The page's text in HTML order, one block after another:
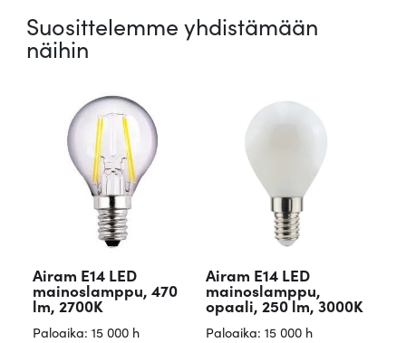
Suosittelemme yhdistämään
näihin
Airam E14 LED
mainoslamppu, 470
lm, 2700K
Paloaika: 15 000 h
Airam E14 LED
mainoslamppu,
opaali, 250 lm, 3000K
Paloaika: 15 000 h